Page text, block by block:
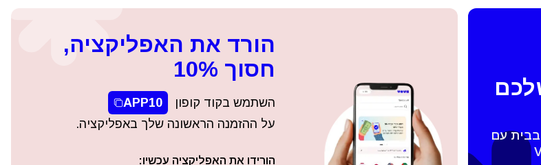
עם
הורד את האפליקציה,
חסוך 10%
השתמש בקוד קופון
APP10
על ההזמנה הראשונה שלך באפליקציה.
הורידו את האפליקציה עכשיו: